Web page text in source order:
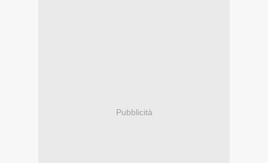
Pubblicità